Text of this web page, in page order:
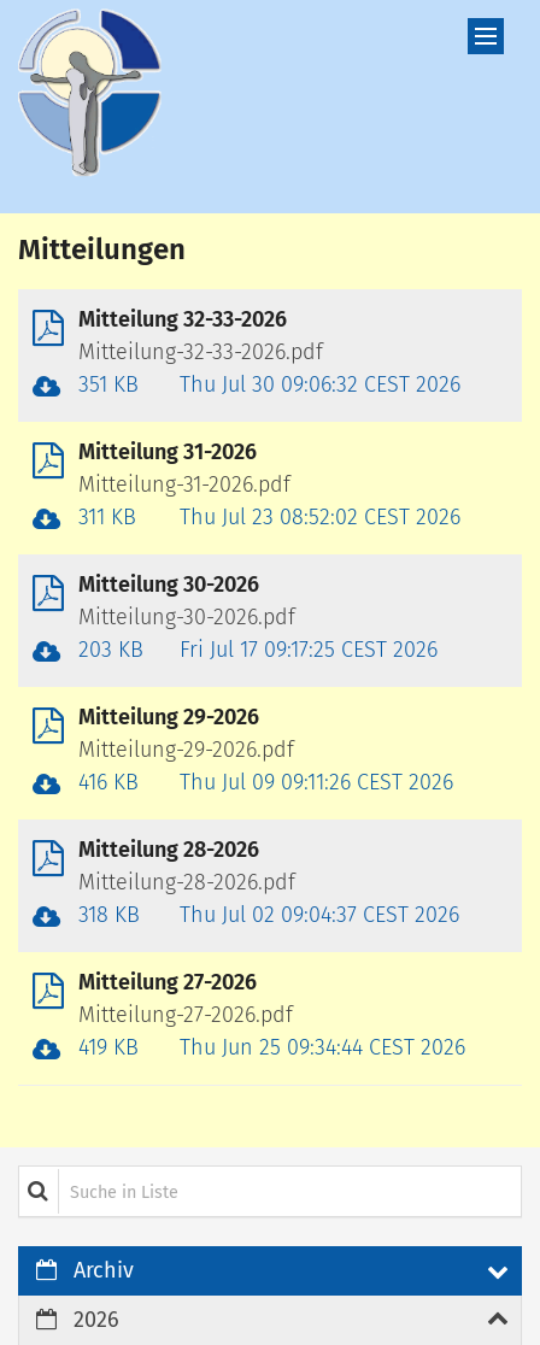
Zum Inhalt springen
Mitteilungen
Mitteilung 32-33-2026
Mitteilung-32-33-2026.pdf
351 KB
Thu Jul 30 09:06:32 CEST 2026
Mitteilung 31-2026
Mitteilung-31-2026.pdf
311 KB
Thu Jul 23 08:52:02 CEST 2026
Mitteilung 30-2026
Mitteilung-30-2026.pdf
203 KB
Fri Jul 17 09:17:25 CEST 2026
Mitteilung 29-2026
Mitteilung-29-2026.pdf
416 KB
Thu Jul 09 09:11:26 CEST 2026
Mitteilung 28-2026
Mitteilung-28-2026.pdf
318 KB
Thu Jul 02 09:04:37 CEST 2026
Mitteilung 27-2026
Mitteilung-27-2026.pdf
419 KB
Thu Jun 25 09:34:44 CEST 2026
Suche in Liste
Archiv
2026